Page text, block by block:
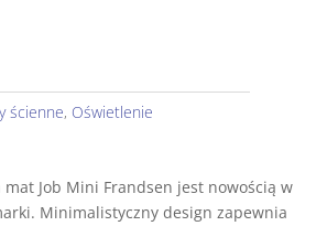
ścienne, Oświetlenie
Job Mini Frandsen jest nowością w
Minimalistyczny design zapewnia